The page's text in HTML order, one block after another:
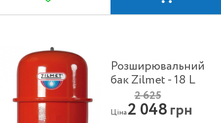
Розширювальний
бак Zilmet - 18 L
Ціна
2 625
2 048грн